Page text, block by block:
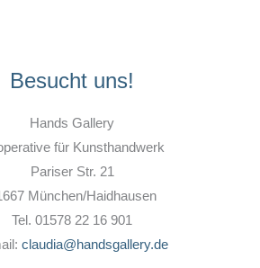
Besucht uns!
Hands Gallery
für Kunsthandwerk
Pariser Str. 21
München/Haidhausen
Tel. 01578 22 16 901
claudia@handsgallery.de